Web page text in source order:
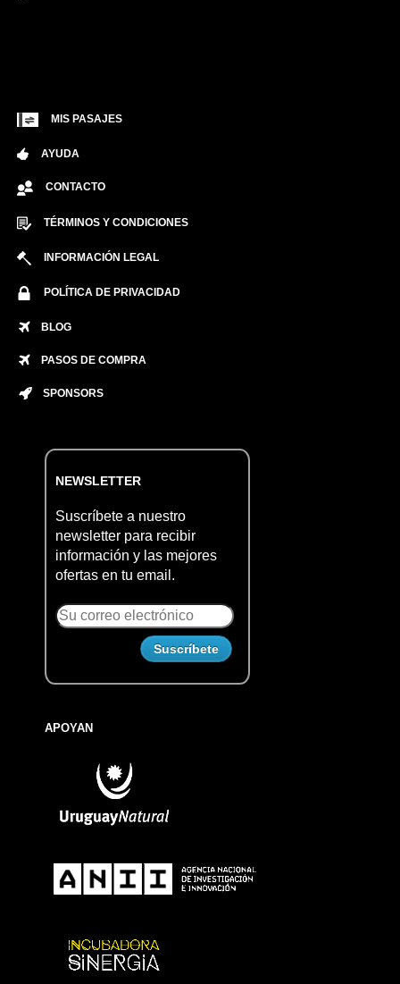
MIS PASAJES
AYUDA
CONTACTO
TÉRMINOS Y CONDICIONES
INFORMACIÓN LEGAL
POLÍTICA DE PRIVACIDAD
BLOG
PASOS DE COMPRA
SPONSORS
NEWSLETTER
Suscríbete a nuestro
newsletter para recibir
información y las mejores
ofertas en tu email.
APOYAN